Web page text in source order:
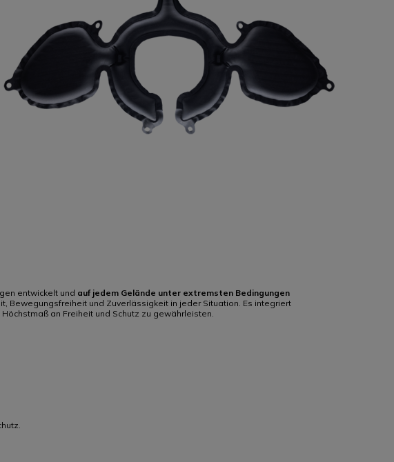
entwickelt und auf jedem Gelände unter extremsten Bedingungen
Bewegungsfreiheit und Zuverlässigkeit in jeder Situation. Es integriert
an Freiheit und Schutz zu gewährleisten.